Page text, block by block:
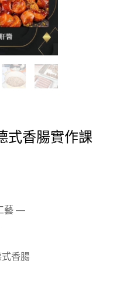
式香腸實作課
藝 —
香腸